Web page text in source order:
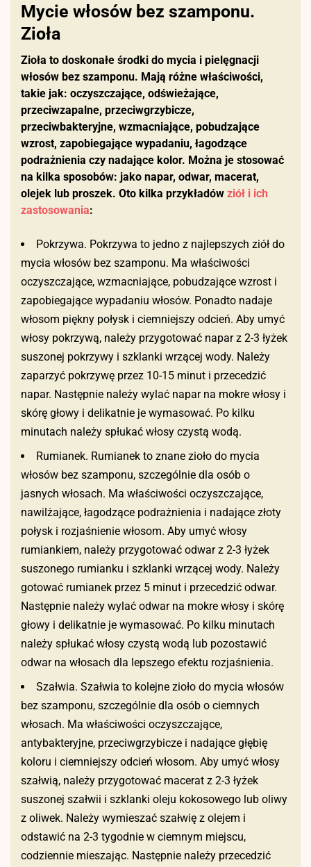
Mycie włosów bez szamponu.
Zioła
Zioła to doskonałe środki do mycia i pielęgnacji
włosów bez szamponu. Mają różne właściwości,
takie jak: oczyszczające, odświeżające,
przeciwzapalne, przeciwgrzybicze,
przeciwbakteryjne, wzmacniające, pobudzające
wzrost, zapobiegające wypadaniu, łagodzące
podrażnienia czy nadające kolor. Można je stosować
na kilka sposobów: jako napar, odwar, macerat,
olejek lub proszek. Oto kilka przykładów ziół i ich
zastosowania:
Pokrzywa. Pokrzywa to jedno z najlepszych ziół do
mycia włosów bez szamponu. Ma właściwości
oczyszczające, wzmacniające, pobudzające wzrost i
zapobiegające wypadaniu włosów. Ponadto nadaje
włosom piękny połysk i ciemniejszy odcień. Aby umyć
włosy pokrzywą, należy przygotować napar z 2-3 łyżek
suszonej pokrzywy i szklanki wrzącej wody. Należy
zaparzyć pokrzywę przez 10-15 minut i przecedzić
napar. Następnie należy wylać napar na mokre włosy i
skórę głowy i delikatnie je wymasować. Po kilku
minutach należy spłukać włosy czystą wodą.
Rumianek. Rumianek to znane zioło do mycia
włosów bez szamponu, szczególnie dla osób o
jasnych włosach. Ma właściwości oczyszczające,
nawilżające, łagodzące podrażnienia i nadające złoty
połysk i rozjaśnienie włosom. Aby umyć włosy
rumiankiem, należy przygotować odwar z 2-3 łyżek
suszonego rumianku i szklanki wrzącej wody. Należy
gotować rumianek przez 5 minut i przecedzić odwar.
Następnie należy wylać odwar na mokre włosy i skórę
głowy i delikatnie je wymasować. Po kilku minutach
należy spłukać włosy czystą wodą lub pozostawić
odwar na włosach dla lepszego efektu rozjaśnienia.
Szałwia. Szałwia to kolejne zioło do mycia włosów
bez szamponu, szczególnie dla osób o ciemnych
włosach. Ma właściwości oczyszczające,
antybakteryjne, przeciwgrzybicze i nadające głębię
koloru i ciemniejszy odcień włosom. Aby umyć włosy
szałwią, należy przygotować macerat z 2-3 łyżek
suszonej szałwii i szklanki oleju kokosowego lub oliwy
z oliwek. Należy wymieszać szałwię z olejem i
odstawić na 2-3 tygodnie w ciemnym miejscu,
codziennie mieszając. Następnie należy przecedzić